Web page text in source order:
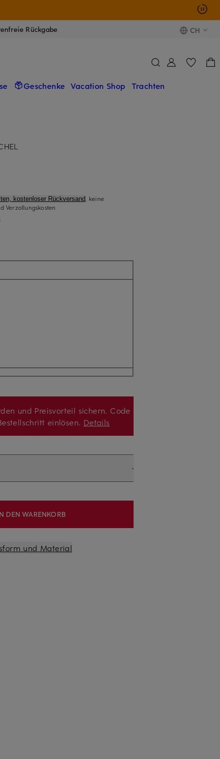
Rückgabe CH
Geschenke Vacation Shop Trachten
kostenloser Rückversand, keine
Verzollungskosten
und Preisvorteil sichern. Code
einlösen. Details
DEN WARENKORB
und Material